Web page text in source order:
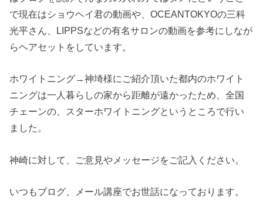
で現在はショウヘイ君の動画や、OCEANTOKYOの三科
光平さん、LIPPSなどの有名サロンの動画を参考にしなが
らヘアセットをしています。
ホワイトニング→神埼様にご紹介頂いた都内のホワイト
ニングは一人暮らしの家から距離が遠かったため、全国
チェーンの、スターホワイトニングというところで行い
ました。
神崎に対して、ご意見やメッセージをご記入ください。
いつもブログ、メール講座でお世話になっております。